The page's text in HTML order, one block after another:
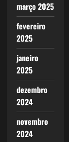
março 2025
fevereiro
2025
janeiro
2025
dezembro
2024
novembro
2024